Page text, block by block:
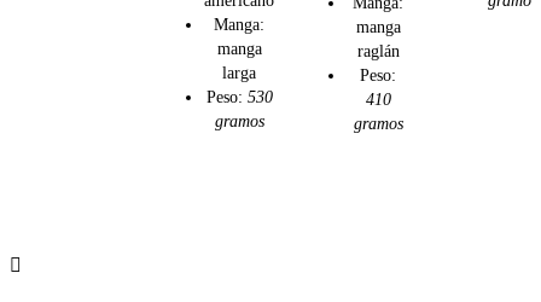
Manga:
manga
larga
Peso: 530
gramos
manga
raglán
Peso:
410
gramos